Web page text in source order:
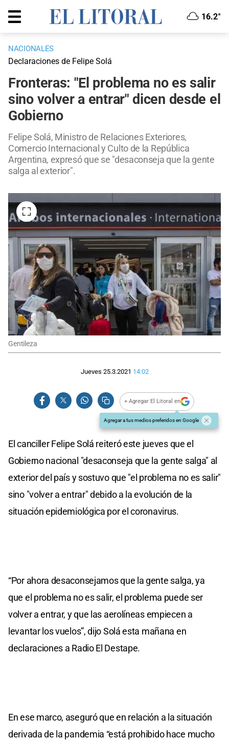
16.2°
NACIONALES
Declaraciones de Felipe Solá
Fronteras: "El problema no es salir
sino volver a entrar" dicen desde el
Gobierno
Felipe Solá, Ministro de Relaciones Exteriores,
Comercio Internacional y Culto de la República
Argentina, expresó que se "desaconseja que la gente
salga al exterior".
Gentileza
Jueves 25.3.2021 14:02
+ Agregar El Litoral en
Agregar a tus medios preferidos en Google
El canciller Felipe Solá reiteró este jueves que el
Gobierno nacional "desaconseja que la gente salga" al
exterior del país y sostuvo que "el problema no es salir"
sino "volver a entrar" debido a la evolución de la
situación epidemiológica por el coronavirus.
“Por ahora desaconsejamos que la gente salga, ya
que el problema no es salir, el problema puede ser
volver a entrar, y que las aerolíneas empiecen a
levantar los vuelos”, dijo Solá esta mañana en
declaraciones a Radio El Destape.
En ese marco, aseguró que en relación a la situación
derivada de la pandemia “está prohibido hace mucho